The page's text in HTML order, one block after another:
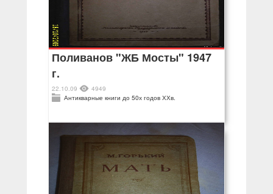
Поливанов "ЖБ Мосты" 1947
г.
22.10.09
4949
Антикварные книги до 50х годов ХХв.